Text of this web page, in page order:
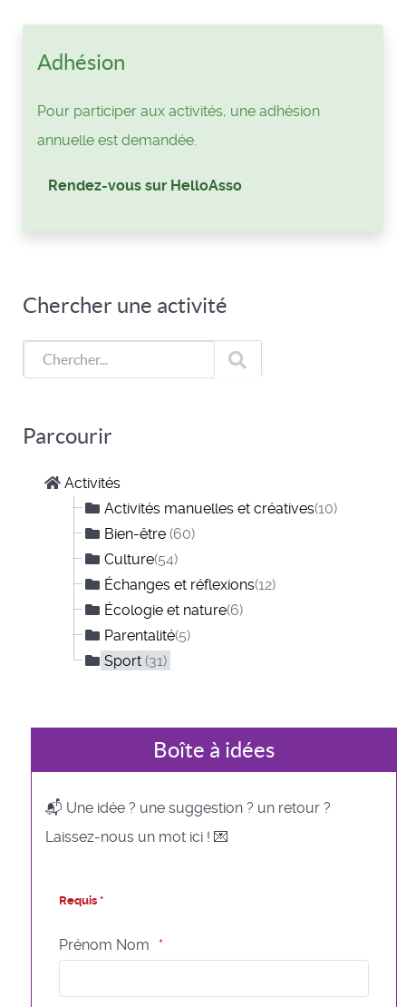
Adhésion
Pour participer aux activités, une adhésion
annuelle est demandée.
Rendez-vous sur HelloAsso
Chercher une activité
Parcourir
Activités
Activités manuelles et créatives(10)
Bien-être (60)
Culture(54)
Échanges et réflexions(12)
Écologie et nature(6)
Parentalité(5)
Sport (31)
Boîte à idées
📬 Une idée ? une suggestion ? un retour ?
Laissez-nous un mot ici ! 💌
Requis *
Prénom Nom